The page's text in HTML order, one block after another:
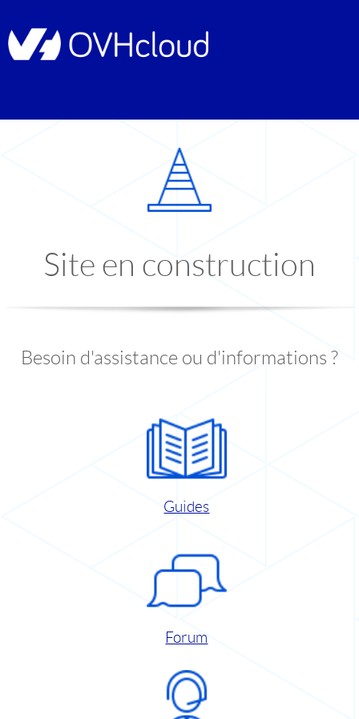
Site en construction
Besoin d'assistance ou d'informations ?
Guides
Forum